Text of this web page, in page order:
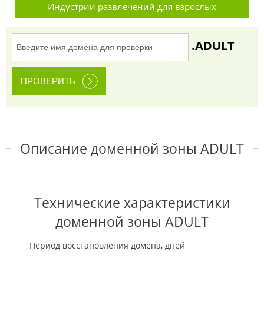
Индустрии развлечений для взрослых
.ADULT
Описание доменной зоны ADULT
Технические характеристики
доменной зоны ADULT
Период восстановления домена, дней